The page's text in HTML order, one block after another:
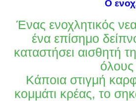
Ο
Ένας ενοχλητικός
ένα επίσημο
καταστήσει αισθητή
Κάποια στιγμή
κομμάτι κρέας, το